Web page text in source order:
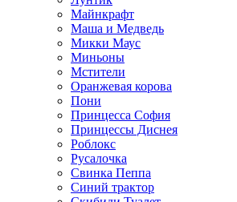
Майнкрафт
Маша и Медведь
Микки Маус
Миньоны
Мстители
Оранжевая корова
Пони
Принцесса София
Принцессы Диснея
Роблокс
Русалочка
Свинка Пеппа
Синий трактор